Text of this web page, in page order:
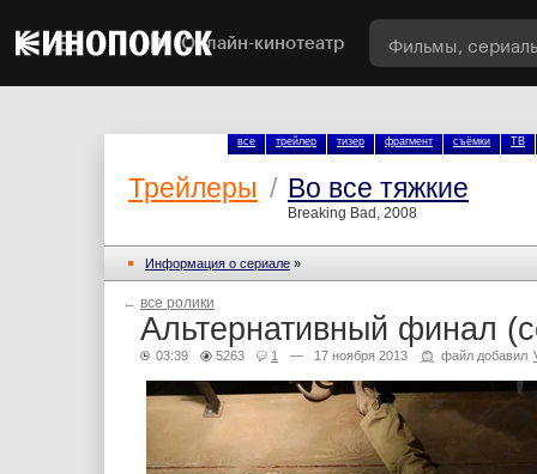
Онлайн-кинотеатр
все трейлер тизер фрагмент съёмки ТВ
Трейлеры / Во все тяжкие
Breaking Bad, 2008
Информация о сериале »
← все ролики
Альтернативный финал
03:39 5263 1 — 17 ноября 2013 файл добавил